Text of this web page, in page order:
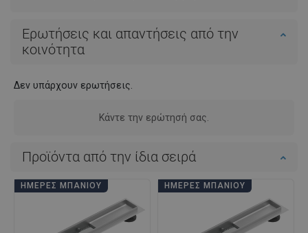
Ερωτήσεις και απαντήσεις από την
κοινότητα
Δεν υπάρχουν ερωτήσεις.
Κάντε την ερώτησή σας.
Προϊόντα από την ίδια σειρά
ΗΜΈΡΕΣ ΜΠΆΝΙΟΥ ΗΜΈΡΕΣ ΜΠΆΝΙΟΥ